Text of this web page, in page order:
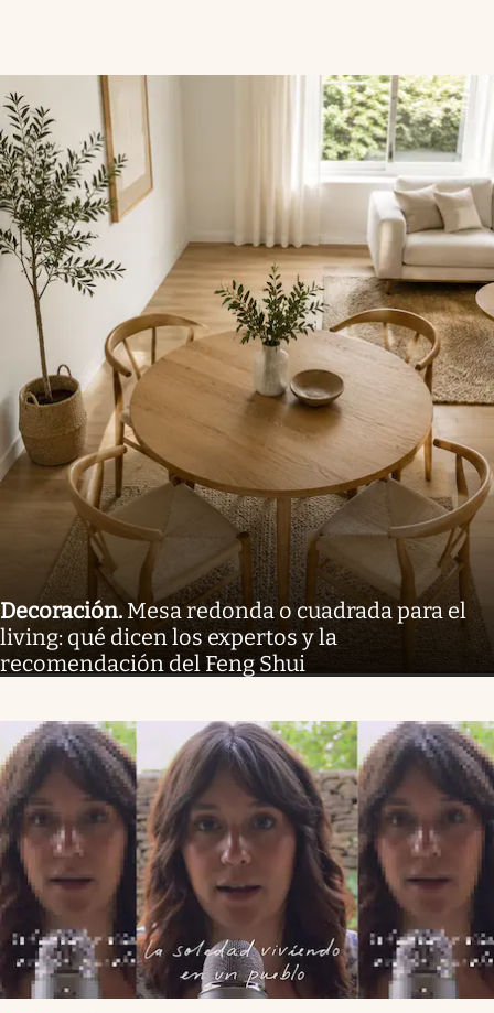
Decoración. Mesa redonda o cuadrada para el
living: qué dicen los expertos y la
recomendación del Feng Shui